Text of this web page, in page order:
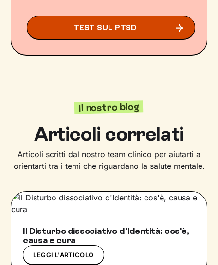
TEST SUL PTSD
Il nostro blog
Articoli correlati
Articoli scritti dal nostro team clinico per aiutarti a
orientarti tra i temi che riguardano la salute mentale.
Il Disturbo dissociativo d'Identità: cos'è,
causa e cura
LEGGI L'ARTICOLO